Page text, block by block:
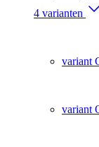
4 varianten
variant
variant